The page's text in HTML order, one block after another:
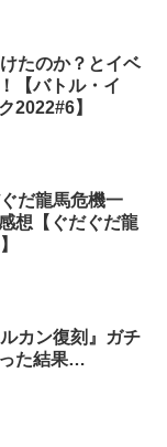
たのか？とイベ
【バトル・イ
2022#6】
だ龍馬危機一
想【ぐだぐだ龍
カン復刻』ガチ
た結果…